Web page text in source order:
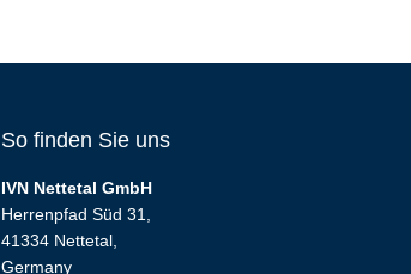
So finden Sie uns
IVN Nettetal GmbH
Herrenpfad Süd 31,
41334 Nettetal,
Germany